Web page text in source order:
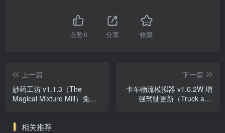
点赞0 分享 收藏
上一篇
妙药工坊 v1.1.3（The
Magical Mixture Mill）免安
下一篇
卡车物流模拟器 v1.0.2W 增
强驾驶更新（Truck and
相关推荐